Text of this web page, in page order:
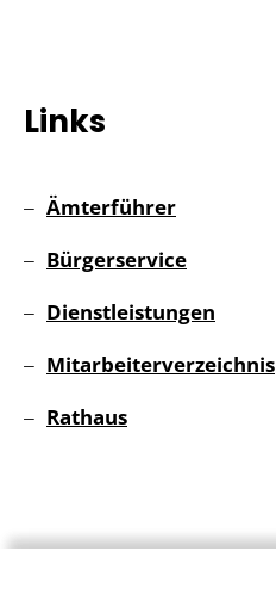
Links
Ämterführer
Bürgerservice
Dienstleistungen
Mitarbeiterverzeichnis
Rathaus